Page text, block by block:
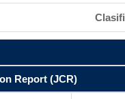
Report (JCR)